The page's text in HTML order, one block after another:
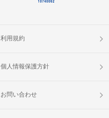
利用規約
個人情報保護方針
お問い合わせ